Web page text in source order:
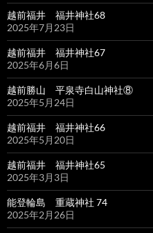
越前福井 福井神社68
2025年7月23日
越前福井 福井神社67
2025年6月6日
越前勝山 平泉寺白山神社⑧
2025年5月24日
越前福井 福井神社66
2025年5月20日
越前福井 福井神社65
2025年3月3日
能登輪島 重蔵神社 74
2025年2月26日